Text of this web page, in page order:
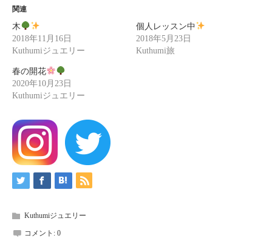
関連
木
2018年11月16日
Kuthumiジュエリー
個人レッスン中
2018年5月23日
Kuthumi旅
春の開花
2020年10月23日
Kuthumiジュエリー
Kuthumiジュエリー
コメント: 0